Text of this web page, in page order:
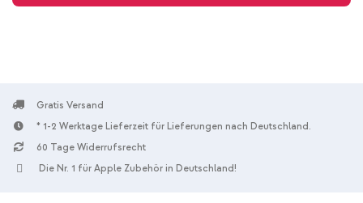
Gratis Versand
* 1-2 Werktage Lieferzeit für Lieferungen nach Deutschland.
60 Tage Widerrufsrecht
Die Nr. 1 für Apple Zubehör in Deutschland!